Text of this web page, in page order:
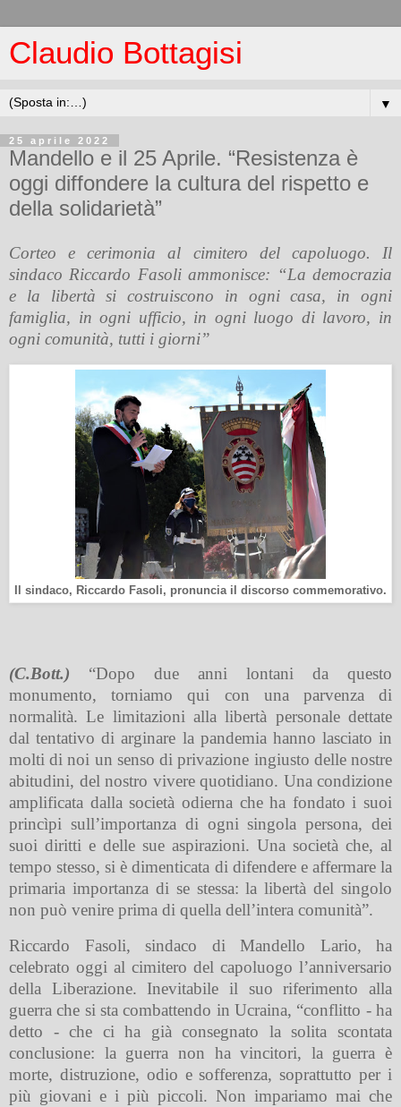
Claudio Bottagisi
▼
25 aprile 2022
Mandello e il 25 Aprile. “Resistenza è
oggi diffondere la cultura del rispetto e
della solidarietà”
Corteo e cerimonia al cimitero del capoluogo. Il
sindaco Riccardo Fasoli ammonisce: “La democrazia
e la libertà si costruiscono in ogni casa, in ogni
famiglia, in ogni ufficio, in ogni luogo di lavoro, in
ogni comunità, tutti i giorni”
Il sindaco, Riccardo Fasoli, pronuncia il discorso commemorativo.
(C.Bott.) “Dopo due anni lontani da questo
monumento, torniamo qui con una parvenza di
normalità. Le limitazioni alla libertà personale dettate
dal tentativo di arginare la pandemia hanno lasciato in
molti di noi un senso di privazione ingiusto delle nostre
abitudini, del nostro vivere quotidiano. Una condizione
amplificata dalla società odierna che ha fondato i suoi
princìpi sull’importanza di ogni singola persona, dei
suoi diritti e delle sue aspirazioni. Una società che, al
tempo stesso, si è dimenticata di difendere e affermare la
primaria importanza di se stessa: la libertà del singolo
non può venire prima di quella dell’intera comunità”.
Riccardo Fasoli, sindaco di Mandello Lario, ha
celebrato oggi al cimitero del capoluogo l’anniversario
della Liberazione. Inevitabile il suo riferimento alla
guerra che si sta combattendo in Ucraina, “conflitto - ha
detto - che ci ha già consegnato la solita scontata
conclusione: la guerra non ha vincitori, la guerra è
morte, distruzione, odio e sofferenza, soprattutto per i
più giovani e i più piccoli. Non impariamo mai che